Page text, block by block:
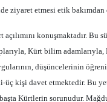
ziyaret etmesi etik bakımdan
konuşmaktadır. Bu
Kürt bilim
düşüncelerinin
üç kişi davet etmektedir. Bu
Kürtlerin sorunudur.